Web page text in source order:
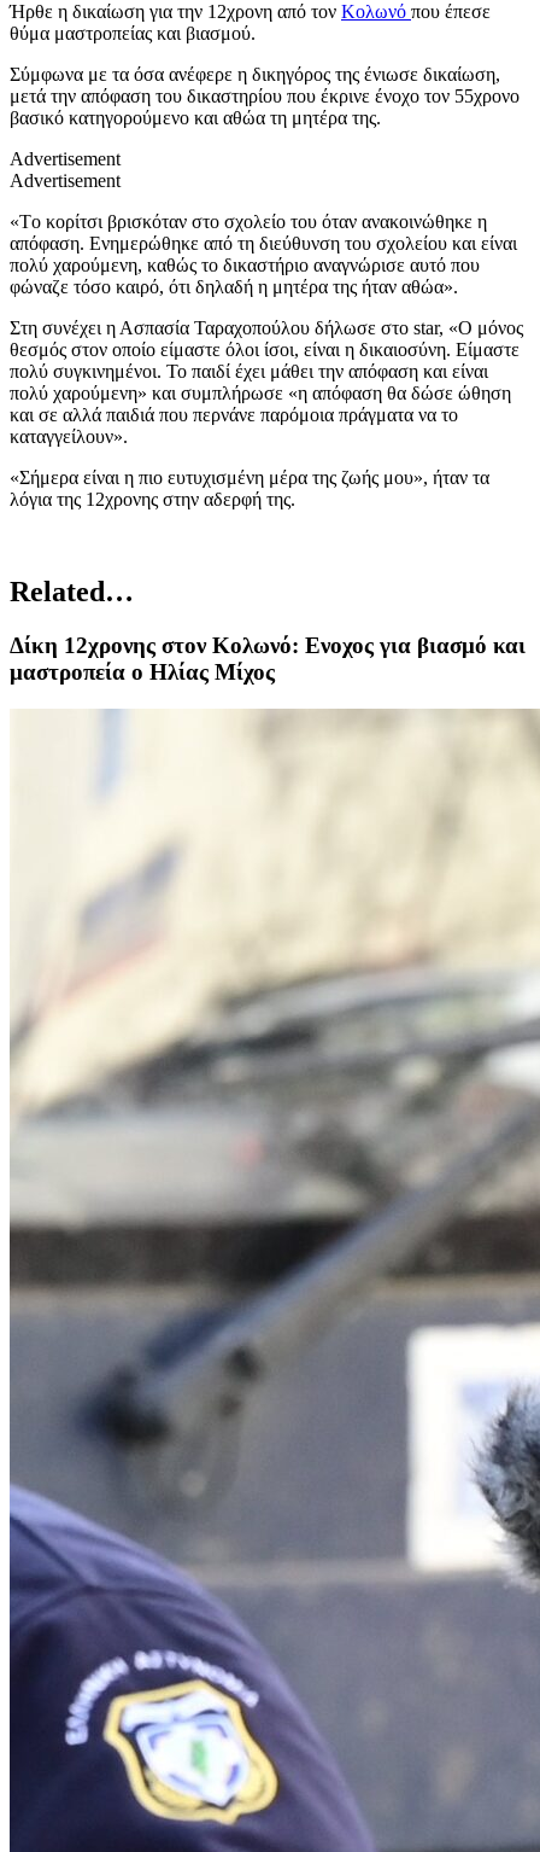
Ήρθε η δικαίωση για την 12χρονη από τον Κολωνό που έπεσε
θύμα μαστροπείας και βιασμού.
Σύμφωνα με τα όσα ανέφερε η δικηγόρος της ένιωσε δικαίωση,
μετά την απόφαση του δικαστηρίου που έκρινε ένοχο τον 55χρονο
βασικό κατηγορούμενο και αθώα τη μητέρα της.
Advertisement
Advertisement
«Tο κορίτσι βρισκόταν στο σχολείο του όταν ανακοινώθηκε η
απόφαση. Ενημερώθηκε από τη διεύθυνση του σχολείου και είναι
πολύ χαρούμενη, καθώς το δικαστήριο αναγνώρισε αυτό που
φώναζε τόσο καιρό, ότι δηλαδή η μητέρα της ήταν αθώα».
Στη συνέχει η Ασπασία Ταραχοπούλου δήλωσε στο star, «Ο μόνος
θεσμός στον οποίο είμαστε όλοι ίσοι, είναι η δικαιοσύνη. Είμαστε
πολύ συγκινημένοι. Το παιδί έχει μάθει την απόφαση και είναι
πολύ χαρούμενη» και συμπλήρωσε «η απόφαση θα δώσε ώθηση
και σε αλλά παιδιά που περνάνε παρόμοια πράγματα να το
καταγγείλουν».
«Σήμερα είναι η πιο ευτυχισμένη μέρα της ζωής μου», ήταν τα
λόγια της 12χρονης στην αδερφή της.
Related…
Δίκη 12χρονης στον Κολωνό: Ενοχος για βιασμό και
μαστροπεία ο Ηλίας Μίχος